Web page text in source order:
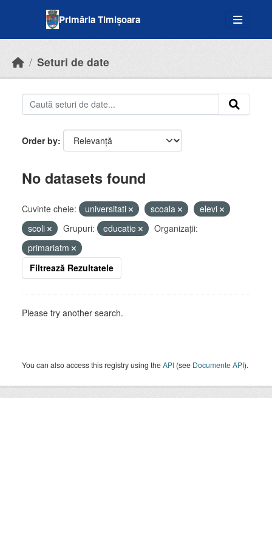
Primăria Timișoara
Seturi de date
Order by
No datasets found
Cuvinte cheie: universitati scoala
elevi
scoli
Grupuri: educatie
Organizații:
primariatm
Filtrează Rezultatele
Please try another search.
You can also access this registry using theAPI (see Documente API).